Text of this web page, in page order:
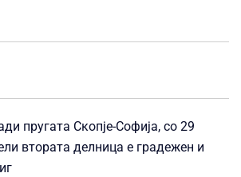
пругата Скопје-Софија, со 29
втората делница е градежен и